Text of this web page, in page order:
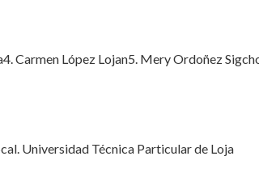
Carmen López Lojan5. Mery Ordoñez
Universidad Técnica Particular de Loja